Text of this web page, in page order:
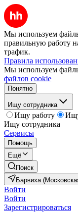
Мы используем
правильную работу
трафик.
Правила
Мы используем
файлов cookie
Понятно
Ищу сотрудника
Ищу работу
Ищу сотрудника
Сервисы
Помощь
Ещё
Поиск
Барвиха
Войти
Войти
Зарегистрироваться